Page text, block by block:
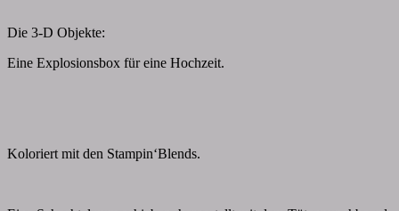
Die 3-D Objekte:
Eine Explosionsbox für eine Hochzeit.
Koloriert mit den Stampin‘Blends.